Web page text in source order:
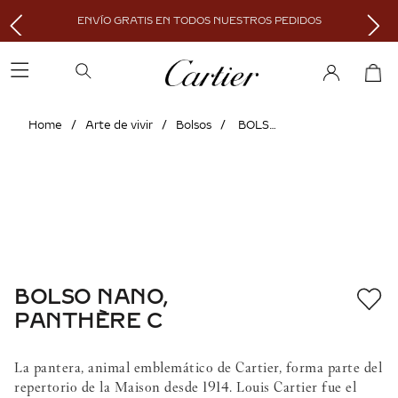
ENVÍO GRATIS EN TODOS NUESTROS PEDIDOS
Arte de vivir Bolsos BOLSO NANO, PANTHÈRE C
BOLSO NANO,
PANTHÈRE C
La pantera, animal emblemático de Cartier, forma parte del
repertorio de la Maison desde 1914. Louis Cartier fue el